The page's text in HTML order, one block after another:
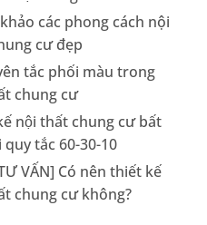
các phong cách nội
cư đẹp
tắc phối màu trong
chung cư
nội thất chung cư bất
quy tắc 60-30-10
VẤN] Có nên thiết kế
chung cư không?